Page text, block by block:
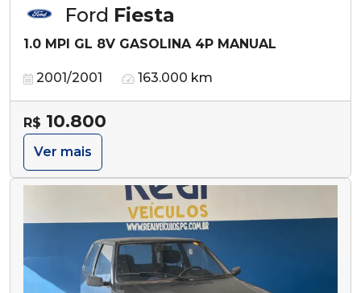
Ford Fiesta
1.0 MPI GL 8V GASOLINA 4P MANUAL
2001/2001 163.000 km
R$ 10.800
Ver mais